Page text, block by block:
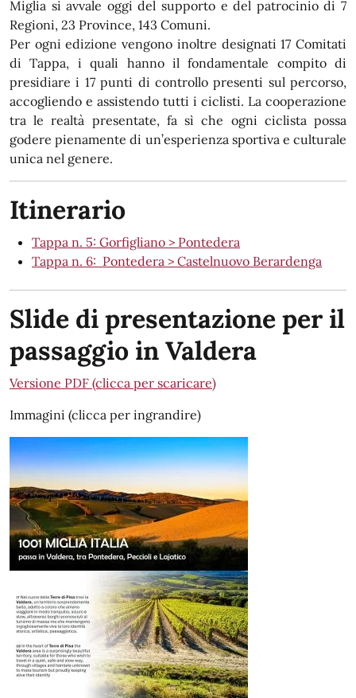
Miglia si avvale oggi del supporto e del patrocinio di 7
Regioni, 23 Province, 143 Comuni.
Per ogni edizione vengono inoltre designati 17 Comitati
di Tappa, i quali hanno il fondamentale compito di
presidiare i 17 punti di controllo presenti sul percorso,
accogliendo e assistendo tutti i ciclisti. La cooperazione
tra le realtà presentate, fa sì che ogni ciclista possa
godere pienamente di un’esperienza sportiva e culturale
unica nel genere.
Itinerario
Tappa n. 5: Gorfigliano > Pontedera
Tappa n. 6: Pontedera > Castelnuovo Berardenga
Slide di presentazione per il
passaggio in Valdera
Versione PDF (clicca per scaricare)
Immagini (clicca per ingrandire)